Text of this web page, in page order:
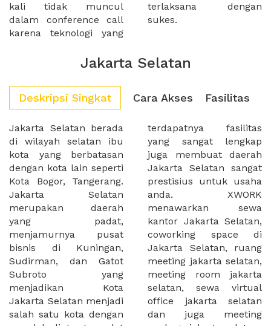
kali tidak muncul
dalam conference call
karena teknologi yang
terlaksana dengan
sukes.
Jakarta Selatan
Deskripsi Singkat Cara Akses Fasilitas
Jakarta Selatan berada
di wilayah selatan ibu
kota yang berbatasan
dengan kota lain seperti
Kota Bogor, Tangerang.
Jakarta Selatan
merupakan daerah
yang padat,
menjamurnya pusat
bisnis di Kuningan,
Sudirman, dan Gatot
Subroto yang
menjadikan Kota
Jakarta Selatan menjadi
salah satu kota dengan
terdapatnya fasilitas
yang sangat lengkap
juga membuat daerah
Jakarta Selatan sangat
prestisius untuk usaha
anda. XWORK
menawarkan sewa
kantor Jakarta Selatan,
coworking space di
Jakarta Selatan, ruang
meeting jakarta selatan,
meeting room jakarta
selatan, sewa virtual
office jakarta selatan
dan juga meeting